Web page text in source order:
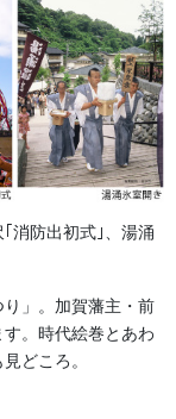
消防出初式｣、湯涌
」。加賀藩主・前
。時代絵巻とあわ
どころ。